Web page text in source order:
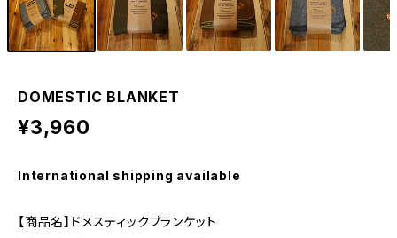
DOMESTIC BLANKET
¥3,960
International shipping available
【商品名】ドメスティックブランケット